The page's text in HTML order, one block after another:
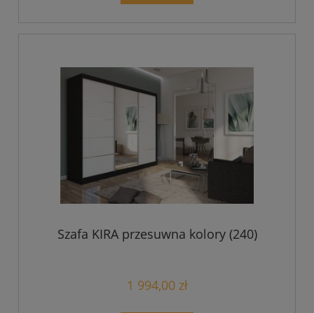
Szafa KIRA przesuwna kolory (240)
1 994,00 zł